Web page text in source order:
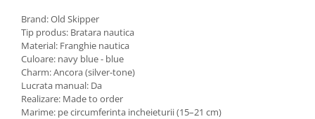
Brand: Old Skipper
Tip produs: Bratara nautica
Material: Franghie nautica
Culoare: navy blue - blue
Charm: Ancora (silver-tone)
Lucrata manual: Da
Realizare: Made to order
Marime: pe circumferinta incheieturii (15–21 cm)